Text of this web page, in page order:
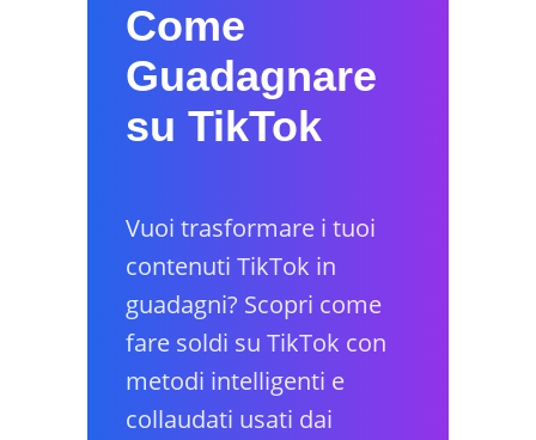
Come
Guadagnare
su TikTok
Vuoi trasformare i tuoi
contenuti TikTok in
guadagni? Scopri come
fare soldi su TikTok con
metodi intelligenti e
collaudati usati dai